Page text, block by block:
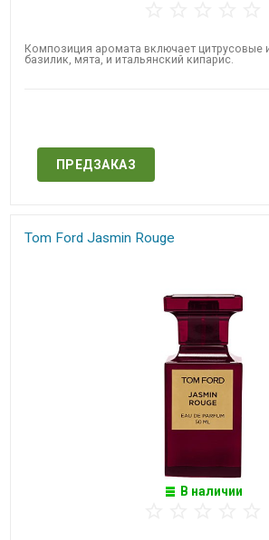
Композиция аромата включает цитрусовые
базилик, мята, и итальянский кипарис.​​
ПРЕДЗАКАЗ
Tom Ford Jasmin Rouge
В наличии